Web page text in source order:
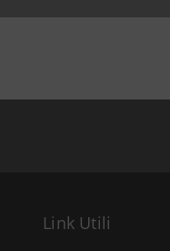
Link Utili